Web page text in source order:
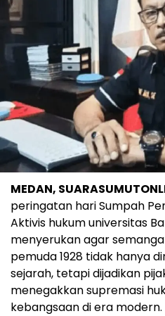
MEDAN,
peringatan hari Sumpah
Aktivis hukum universitas
menyerukan agar
pemuda 1928 tidak hanya
sejarah, tetapi dijadikan
menegakkan supremasi
kebangsaan di era modern.